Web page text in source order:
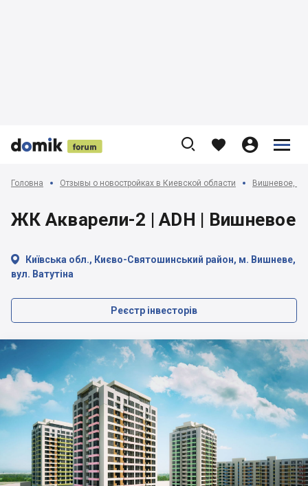


 
    


Головна Отзывы о новостройках в Киевской области Вишневое,
ЖК Акварели-2 | ADH | Вишневое

Київська обл., Києво-Святошинський район, м. Вишневе,
вул. Ватутіна
Реєстр інвесторів